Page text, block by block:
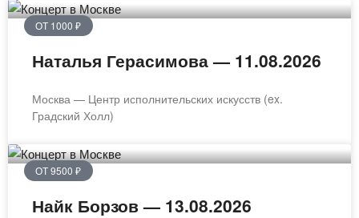
ОТ 1000 ₽
Наталья Герасимова — 11.08.2026
Москва — Центр исполнительских искусств (ex.
Градский Холл)
ОТ 9500 ₽
Найк Борзов — 13.08.2026